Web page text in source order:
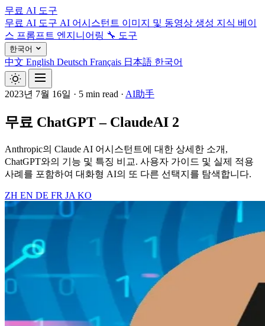
무료 AI 도구
무료 AI 도구 AI 어시스턴트 이미지 및 동영상 생성 지식 베이
스 프롬프트 엔지니어링 🔧 도구
한국어
中文 English Deutsch Français 日本語 한국어
2023년 7월 16일 · 5 min read · AI助手
무료 ChatGPT – ClaudeAI 2
Anthropic의 Claude AI 어시스턴트에 대한 상세한 소개,
ChatGPT와의 기능 및 특징 비교. 사용자 가이드 및 실제 적용
사례를 포함하여 대화형 AI의 또 다른 선택지를 탐색합니다.
ZH EN DE FR JA KO